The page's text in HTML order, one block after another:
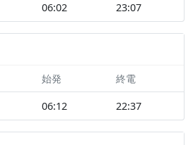
06:02 23:07
始発 終電
06:12 22:37